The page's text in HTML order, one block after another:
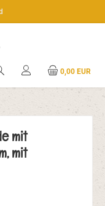
0,00 EUR
mit
mit